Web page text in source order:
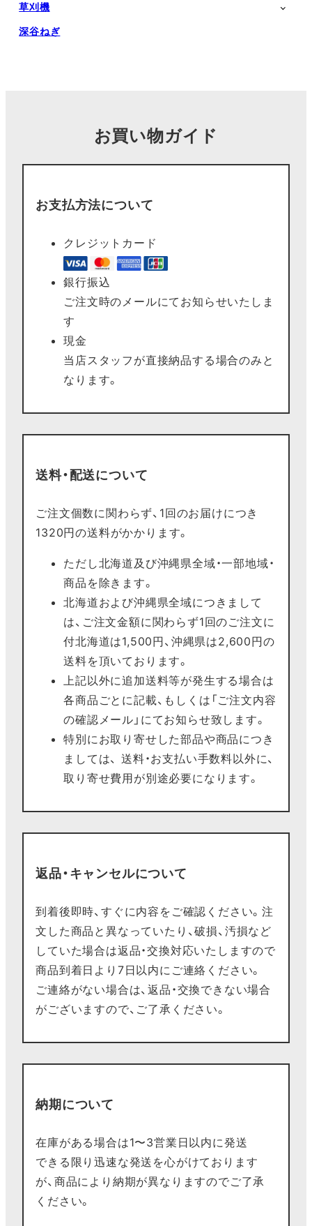
草刈機
深谷ねぎ
お買い物ガイド
お支払方法について
クレジットカード
銀行振込
ご注文時のメールにてお知らせいたしま
す
現金
当店スタッフが直接納品する場合のみと
なります。
送料・配送について
ご注文個数に関わらず、1回のお届けにつき
1320円の送料がかかります。
ただし北海道及び沖縄県全域・一部地域・
商品を除きます。
北海道および沖縄県全域につきまして
は、ご注文金額に関わらず1回のご注文に
付北海道は1,500円、沖縄県は2,600円の
送料を頂いております。
上記以外に追加送料等が発生する場合は
各商品ごとに記載、もしくは「ご注文内容
の確認メール」にてお知らせ致します。
特別にお取り寄せした部品や商品につき
ましては、 送料・お支払い手数料以外に、
取り寄せ費用が別途必要になります。
返品・キャンセルについて
到着後即時、すぐに内容をご確認ください。注
文した商品と異なっていたり、破損、汚損など
していた場合は返品・交換対応いたしますので
商品到着日より7日以内にご連絡ください。
ご連絡がない場合は、返品・交換できない場合
がございますので、ご了承ください。
納期について
在庫がある場合は1〜3営業日以内に発送
できる限り迅速な発送を心がけております
が、商品により納期が異なりますのでご了承
ください。